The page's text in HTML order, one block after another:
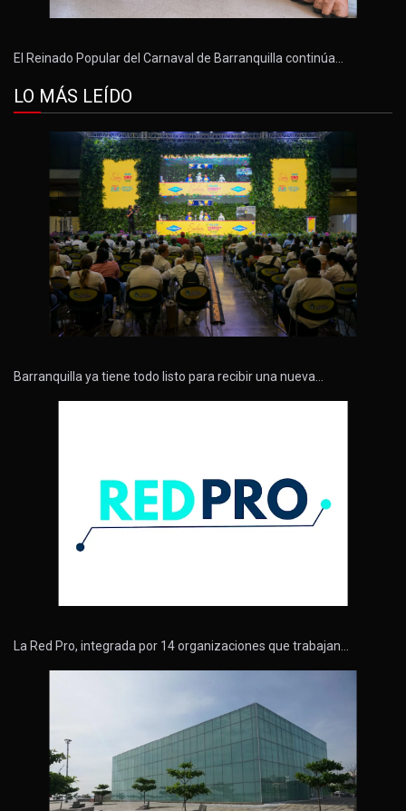
El Reinado Popular del Carnaval de Barranquilla continúa…
LO MÁS LEÍDO
Barranquilla ya tiene todo listo para recibir una nueva…
La Red Pro, integrada por 14 organizaciones que trabajan…